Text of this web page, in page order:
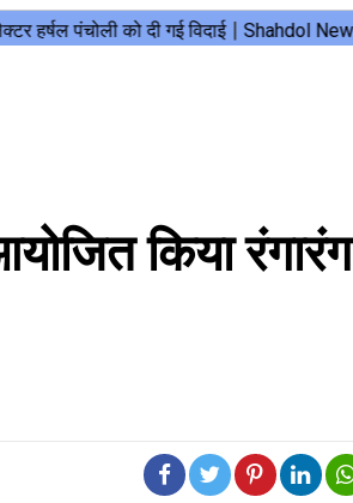
किया रंगारंग